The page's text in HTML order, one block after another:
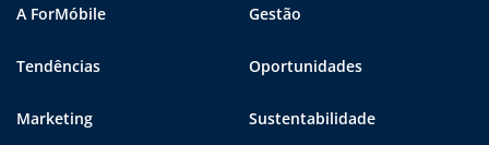
A ForMóbile Gestão
Tendências Oportunidades
Marketing Sustentabilidade